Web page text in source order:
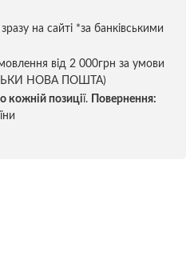
на сайті *за банківськими
від 2 000грн за умови
НОВА ПОШТА)
кожній позиції.
Повернення: